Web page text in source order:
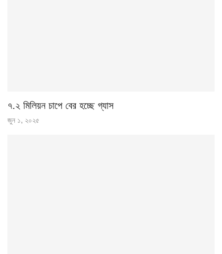
৭.২ মিলিয়ন চাপে বের হচ্ছে গ্যাস
জুন ১, ২০২৫